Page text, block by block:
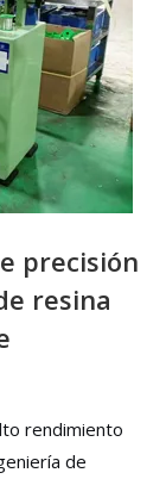
precisión
resina
rendimiento
de